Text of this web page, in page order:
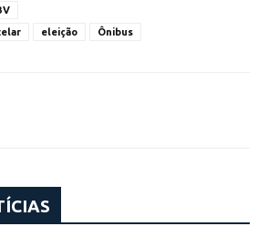
eleição Ônibus